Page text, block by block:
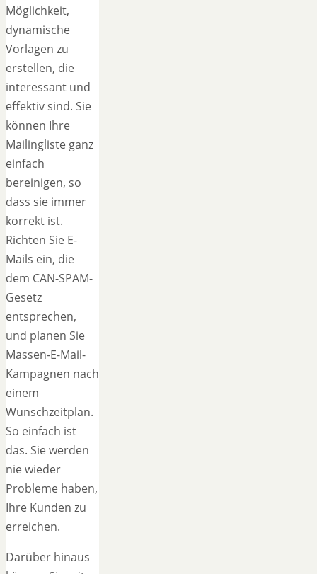
Möglichkeit,
dynamische
Vorlagen zu
erstellen, die
interessant und
effektiv sind. Sie
können Ihre
Mailingliste ganz
einfach
bereinigen, so
dass sie immer
korrekt ist.
Richten Sie E-
Mails ein, die
dem CAN-SPAM-
Gesetz
entsprechen,
und planen Sie
Massen-E-Mail-
Kampagnen nach
einem
Wunschzeitplan.
So einfach ist
das. Sie werden
nie wieder
Probleme haben,
Ihre Kunden zu
erreichen.
Darüber hinaus